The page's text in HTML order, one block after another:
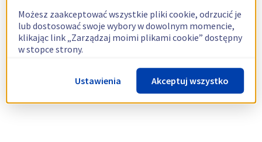
Możesz zaakceptować wszystkie pliki cookie, odrzucić je
lub dostosować swoje wybory w dowolnym momencie,
klikając link „Zarządzaj moimi plikami cookie” dostępny
w stopce strony.
Więcej informacji znajdziesz w naszejpolityce
dotyczącej wykorzystywania plików cookie.
Ustawienia Akceptuj wszystko